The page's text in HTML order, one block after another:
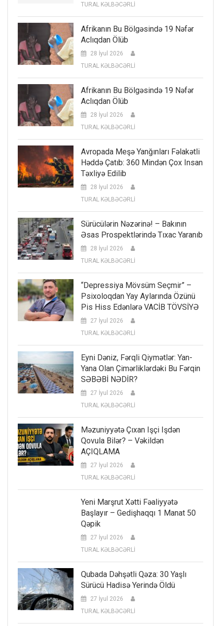
TURAL KƏLBƏCƏRLİ
Afrikanın Bu Bölgəsində 19 Nəfər
Aclıqdan Ölüb
28 İyul 2026
TURAL KƏLBƏCƏRLİ
Afrikanın Bu Bölgəsində 19 Nəfər
Aclıqdan Ölüb
28 İyul 2026
TURAL KƏLBƏCƏRLİ
Avropada Meşə Yanğınları Fəlakətli
Həddə Çatıb: 360 Mindən Çox Insan
Təxliyə Edilib
28 İyul 2026
TURAL KƏLBƏCƏRLİ
Sürücülərin Nəzərinə! – Bakının
Əsas Prospektlərində Tıxac Yaranıb
28 İyul 2026
TURAL KƏLBƏCƏRLİ
“Depressiya Mövsüm Seçmir” –
Psixoloqdan Yay Aylarında Özünü
Pis Hiss Edənlərə VACİB TÖVSİYƏ
27 İyul 2026
TURAL KƏLBƏCƏRLİ
Eyni Dəniz, Fərqli Qiymətlər: Yan-
Yana Olan Çimərliklərdəki Bu Fərqin
SƏBƏBİ NƏDİR?
27 İyul 2026
TURAL KƏLBƏCƏRLİ
Məzuniyyətə Çıxan Işçi Işdən
Qovula Bilər? – Vəkildən
AÇIQLAMA
27 İyul 2026
TURAL KƏLBƏCƏRLİ
Yeni Marşrut Xətti Fəaliyyətə
Başlayır – Gedişhaqqı 1 Manat 50
Qəpik
27 İyul 2026
TURAL KƏLBƏCƏRLİ
Qubada Dəhşətli Qəza: 30 Yaşlı
Sürücü Hadisə Yerində Öldü
27 İyul 2026
TURAL KƏLBƏCƏRLİ